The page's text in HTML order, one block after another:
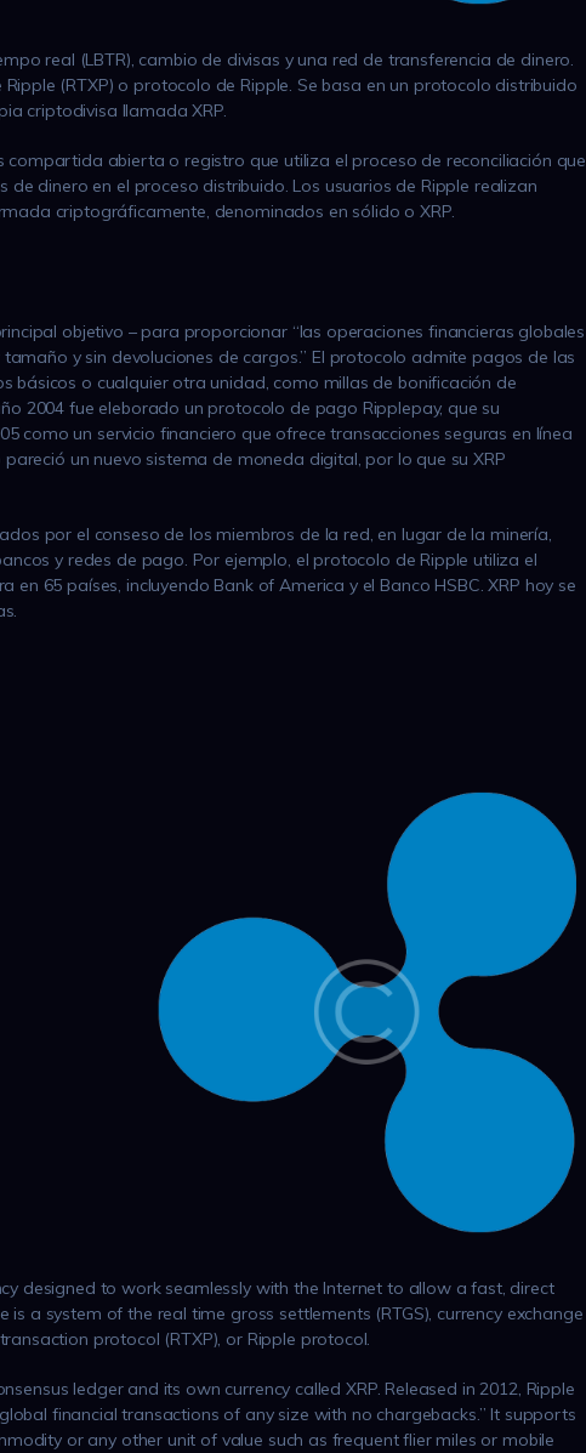
real (LBTR), cambio de divisas y una red de transferencia de dinero.
(RTXP) o protocolo de Ripple. Se basa en un protocolo distribuido
criptodivisa llamada XRP.
abierta o registro que utiliza el proceso de reconciliación que
dinero en el proceso distribuido. Los usuarios de Ripple realizan
criptográficamente, denominados en sólido o XRP.
objetivo – para proporcionar “las operaciones financieras globales
y sin devoluciones de cargos.” El protocolo admite pagos de las
o cualquier otra unidad, como millas de bonificación de
2004 fue eleborado un protocolo de pago Ripplepay, que su
como un servicio financiero que ofrece transacciones seguras en línea
un nuevo sistema de moneda digital, por lo que su XRP
por el conseso de los miembros de la red, en lugar de la minería,
y redes de pago. Por ejemplo, el protocolo de Ripple utiliza el
65 países, incluyendo Bank of America y el Banco HSBC. XRP hoy se
designed to work seamlessly with the Internet to allow a fast, direct
a system of the real time gross settlements (RTGS), currency exchange
protocol (RTXP), or Ripple protocol.
ledger and its own currency called XRP. Released in 2012, Ripple
financial transactions of any size with no chargebacks.” It supports
or any other unit of value such as frequent flier miles or mobile